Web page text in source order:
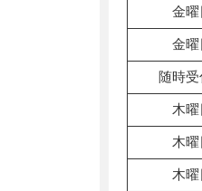
金曜
金曜
随時受
木曜
木曜
木曜